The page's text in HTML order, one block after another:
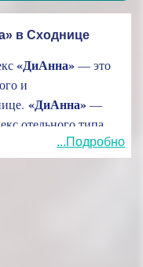
в Сходнице
«ДиАнна»— это
и
«ДиАнна»—
отельного типа,
ЛОК«ДиАнна»
разместились
номера различных
Отель имеет все
...Подробно